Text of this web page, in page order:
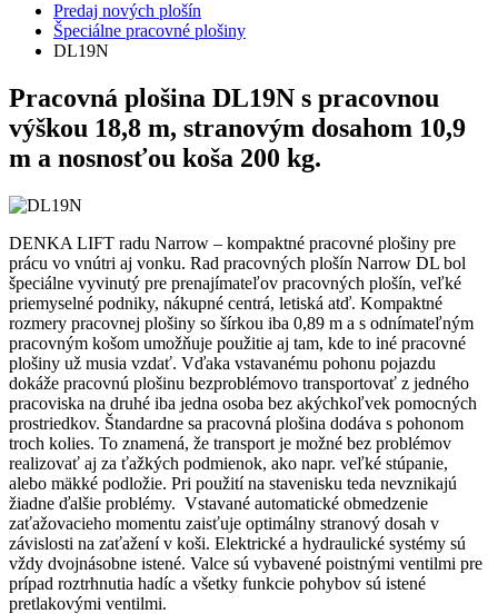
Predaj nových plošín
Špeciálne pracovné plošiny
DL19N
Pracovná plošina DL19N s pracovnou
výškou 18,8 m, stranovým dosahom 10,9
m a nosnosťou koša 200 kg.
DENKA LIFT radu Narrow – kompaktné pracovné plošiny pre
prácu vo vnútri aj vonku. Rad pracovných plošín Narrow DL bol
špeciálne vyvinutý pre prenajímateľov pracovných plošín, veľké
priemyselné podniky, nákupné centrá, letiská atď. Kompaktné
rozmery pracovnej plošiny so šírkou iba 0,89 m a s odnímateľným
pracovným košom umožňuje použitie aj tam, kde to iné pracovné
plošiny už musia vzdať. Vďaka vstavanému pohonu pojazdu
dokáže pracovnú plošinu bezproblémovo transportovať z jedného
pracoviska na druhé iba jedna osoba bez akýchkoľvek pomocných
prostriedkov. Štandardne sa pracovná plošina dodáva s pohonom
troch kolies. To znamená, že transport je možné bez problémov
realizovať aj za ťažkých podmienok, ako napr. veľké stúpanie,
alebo mäkké podložie. Pri použití na stavenisku teda nevznikajú
žiadne ďalšie problémy. Vstavané automatické obmedzenie
zaťažovacieho momentu zaisťuje optimálny stranový dosah v
závislosti na zaťažení v koši. Elektrické a hydraulické systémy sú
vždy dvojnásobne istené. Valce sú vybavené poistnými ventilmi pre
prípad roztrhnutia hadíc a všetky funkcie pohybov sú istené
pretlakovými ventilmi.